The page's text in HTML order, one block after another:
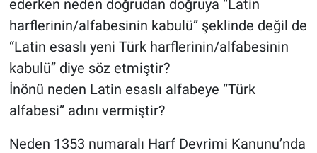
ederken neden doğrudan doğruya “Latin
harflerinin/alfabesinin kabulü” şeklinde değil de
“Latin esaslı yeni Türk harflerinin/alfabesinin
kabulü” diye söz etmiştir?
İnönü neden Latin esaslı alfabeye “Türk
alfabesi” adını vermiştir?
Neden 1353 numaralı Harf Devrimi Kanunu’nda